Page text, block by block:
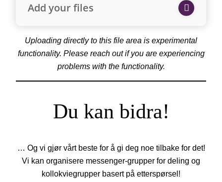
Add your files
Uploading directly to this file area is experimental
functionality. Please reach out if you are experiencing
problems with the functionality.
Du kan bidra!
… Og vi gjør vårt beste for å gi deg noe tilbake for det!
Vi kan organisere messenger-grupper for deling og
kollokviegrupper basert på etterspørsel!